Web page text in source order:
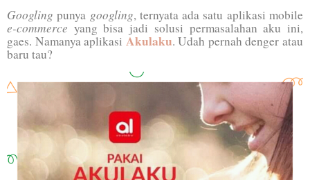
Googling punya googling, ternyata ada satu aplikasi mobile
e-commerce yang bisa jadi solusi permasalahan aku ini,
gaes. Namanya aplikasi Akulaku. Udah pernah denger atau
baru tau?